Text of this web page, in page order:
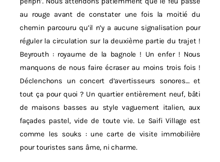
au rouge avant de constater une fois la moitié du
chemin parcouru qu’il n’y a aucune signalisation pour
réguler la circulation sur la deuxième partie du trajet !
Beyrouth : royaume de la bagnole ! Un enfer ! Nous
manquons de nous faire écraser au moins trois fois !
Déclenchons un concert d’avertisseurs sonores… et
tout ça pour quoi ? Un quartier entièrement neuf, bâti
de maisons basses au style vaguement italien, aux
façades pastel, vide de toute vie. Le Saifi Village est
comme les souks : une carte de visite immobilière
pour touristes sans âme, ni charme.